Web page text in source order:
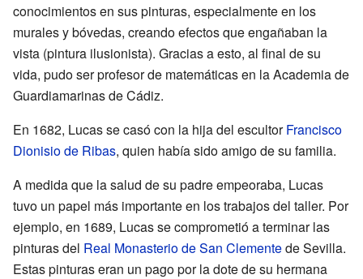
conocimientos en sus pinturas, especialmente en los
murales y bóvedas, creando efectos que engañaban la
vista (pintura ilusionista). Gracias a esto, al final de su
vida, pudo ser profesor de matemáticas en la Academia de
Guardiamarinas de Cádiz.
En 1682, Lucas se casó con la hija del escultorFrancisco
Dionisio de Ribas, quien había sido amigo de su familia.
A medida que la salud de su padre empeoraba, Lucas
tuvo un papel más importante en los trabajos del taller. Por
ejemplo, en 1689, Lucas se comprometió a terminar las
pinturas del Real Monasterio de San Clementede Sevilla.
Estas pinturas eran un pago por la dote de su hermana